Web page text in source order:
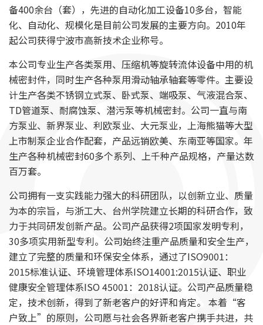
备400余台（套），先进的自动化加工设备10多台，智能
化、自动化、规模化是目前公司发展的主要方向。2010年
起公司获得宁波市高新技术企业称号。
本公司专业生产各类泵用、压缩机等旋转流体设备中用的机
械密封件，同时生产各种泵用滑动轴承轴套等零件。主要设
计生产各类不锈钢立式泵、卧式泵、端吸泵、气液混合泵、
TD管道泵、耐腐蚀泵、潜污泵等机械密封。公司一直与南
方泵业、新界泵业、利欧泵业、大元泵业，上海熊猫等大型
上市制泵企业合作配套，产品远销欧美、东南亚等国家。年
生产各种机械密封60多个系列、上千种产品规格，产量达数
百万套。
公司拥有一支实践能力强大的科研团队，以创新立业、质量
为本的宗旨，与浙工大、台州学院建立长期的科研合作，致
力于共同研发创新产品。公司产品获得2项国家发明专利，
30多项实用新型专利。公司始终注重产品质量和安全生产，
建立了完整的质量和环保安全体系，通过了ISO9001：
2015标准认证、环境管理体系ISO14001:2015认证、职业
健康安全管理体系ISO 45001：2018认证。公司产品质量稳
定，技术创新，得到了新老客户的好评和肯定。 本着“客
户致上”的原则，公司愿与社会各界新老客户携手共进，共